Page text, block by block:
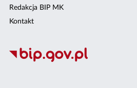
Redakcja BIP MK
Kontakt